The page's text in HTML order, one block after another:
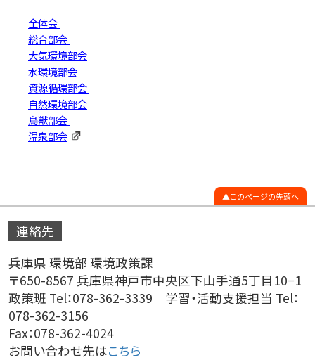
全体会
総合部会
大気環境部会
水環境部会
資源循環部会
自然環境部会
鳥獣部会
温泉部会
このページの先頭へ
連絡先
兵庫県 環境部 環境政策課
〒650-8567 兵庫県神戸市中央区下山手通5丁目10−1
政策班 Tel：078-362-3339 学習・活動支援担当 Tel：
078-362-3156
Fax：078-362-4024
お問い合わせ先はこちら